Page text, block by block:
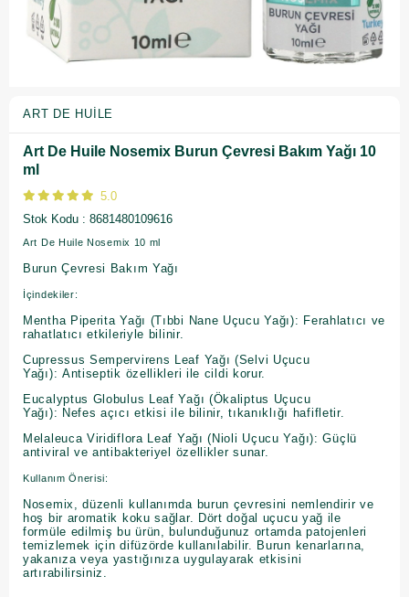
ART DE HUILE
Art De Huile Nosemix Burun Çevresi Bakım Yağı 10
ml
5.0
Stok Kodu
8681480109616
Art De Huile Nosemix 10 ml
Burun Çevresi Bakım Yağı
İçindekiler:
Mentha Piperita Yağı (Tıbbi Nane Uçucu Yağı): Ferahlatıcı ve
rahatlatıcı etkileriyle bilinir.
Cupressus Sempervirens Leaf Yağı (Selvi Uçucu
Yağı): Antiseptik özellikleri ile cildi korur.
Eucalyptus Globulus Leaf Yağı (Ökaliptus Uçucu
Yağı): Nefes açıcı etkisi ile bilinir, tıkanıklığı hafifletir.
Melaleuca Viridiflora Leaf Yağı (Nioli Uçucu Yağı): Güçlü
antiviral ve antibakteriyel özellikler sunar.
Kullanım Önerisi:
Nosemix, düzenli kullanımda burun çevresini nemlendirir ve
hoş bir aromatik koku sağlar. Dört doğal uçucu yağ ile
formüle edilmiş bu ürün, bulunduğunuz ortamda patojenleri
temizlemek için difüzörde kullanılabilir. Burun kenarlarına,
yakanıza veya yastığınıza uygulayarak etkisini
artırabilirsiniz.